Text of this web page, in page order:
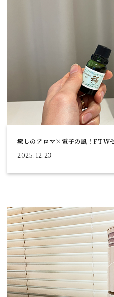
癒しのアロマ×電子の風！FTW
2025.12.23